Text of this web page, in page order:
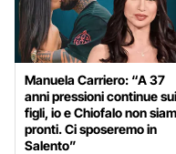
Manuela Carriero: “A 37
anni pressioni continue sui
figli, io e Chiofalo non
pronti. Ci sposeremo in
Salento”